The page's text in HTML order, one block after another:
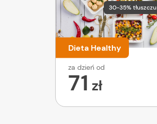
30-35% tłuszczu
Dieta Healthy
za dzień od
71 zł